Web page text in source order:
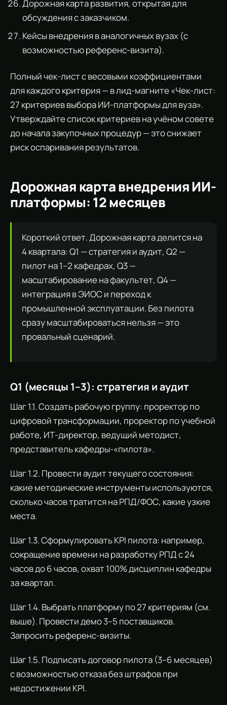
Дорожная карта развития, открытая для
обсуждения с заказчиком.
Кейсы внедрения в аналогичных вузах (с
возможностью референс-визита).
Полный чек-лист с весовыми коэффициентами
для каждого критерия — в лид-магните «Чек-лист:
27 критериев выбора ИИ-платформы для вуза».
Утверждайте список критериев на учёном совете
до начала закупочных процедур — это снижает
риск оспаривания результатов.
Дорожная карта внедрения ИИ-
платформы: 12 месяцев
Короткий ответ. Дорожная карта делится на
4 квартала: Q1 — стратегия и аудит, Q2 —
пилот на 1–2 кафедрах, Q3 —
масштабирование на факультет, Q4 —
интеграция в ЭИОС и переход к
промышленной эксплуатации. Без пилота
сразу масштабироваться нельзя — это
провальный сценарий.
Q1 (месяцы 1–3): стратегия и аудит
Шаг 1.1. Создать рабочую группу: проректор по
цифровой трансформации, проректор по учебной
работе, ИТ-директор, ведущий методист,
представитель кафедры-«пилота».
Шаг 1.2. Провести аудит текущего состояния:
какие методические инструменты используются,
сколько часов тратится на РПД/ФОС, какие узкие
места.
Шаг 1.3. Сформулировать KPI пилота: например,
сокращение времени на разработку РПД с 24
часов до 6 часов, охват 100% дисциплин кафедры
за квартал.
Шаг 1.4. Выбрать платформу по 27 критериям (см.
выше). Провести демо 3–5 поставщиков.
Запросить референс-визиты.
Шаг 1.5. Подписать договор пилота (3–6 месяцев)
с возможностью отказа без штрафов при
недостижении KPI.